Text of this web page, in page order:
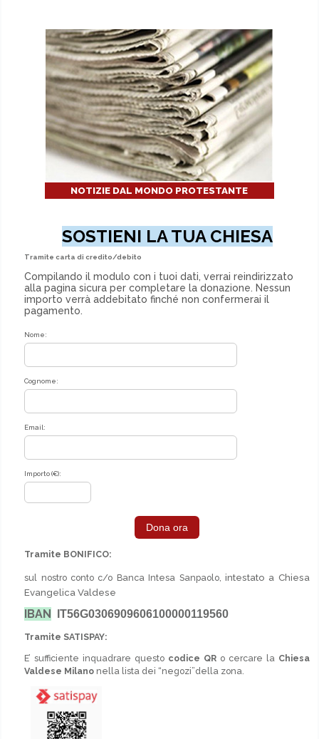
NOTIZIE DAL MONDO PROTESTANTE
SOSTIENI LA TUA CHIESA
Tramite carta di credito/debito
Compilando il modulo con i tuoi dati, verrai reindirizzato
alla pagina sicura per completare la donazione. Nessun
importo verrà addebitato finché non confermerai il
pagamento.
Nome:
Cognome:
Email:
Importo (€):
Dona ora
Tramite BONIFICO:
sul nostro conto c/o Banca Intesa Sanpaolo, intestato a Chiesa
Evangelica Valdese
IBAN IT56G0306909606100000119560
Tramite SATISPAY:
E’ sufficiente inquadrare questo codice QR o cercare la Chiesa
Valdese Milano nella lista dei “negozi”della zona.